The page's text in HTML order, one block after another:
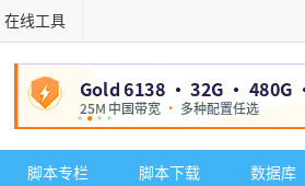
在线工具
脚本专栏 脚本下载 数据库